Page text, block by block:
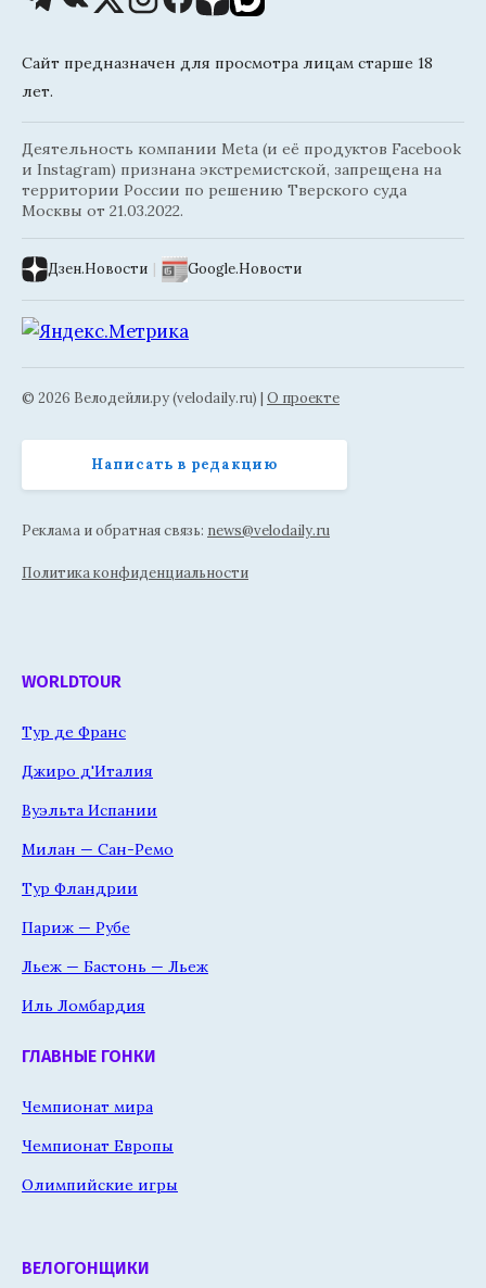
Сайт предназначен для просмотра лицам старше 18
лет.
Деятельность компании Meta (и её продуктов Facebook
и Instagram) признана экстремистской, запрещена на
территории России по решению Тверского суда
Москвы от 21.03.2022.
Дзен.Новости | Google.Новости
© 2026 Велодейли.ру (velodaily.ru) | О проекте
Написать в редакцию
Реклама и обратная связь: news@velodaily.ru
Политика конфиденциальности
WORLDTOUR
Тур де Франс
Джиро д'Италия
Вуэльта Испании
Милан — Сан-Ремо
Тур Фландрии
Париж — Рубе
Льеж — Бастонь — Льеж
Иль Ломбардия
ГЛАВНЫЕ ГОНКИ
Чемпионат мира
Чемпионат Европы
Олимпийские игры
ВЕЛОГОНЩИКИ